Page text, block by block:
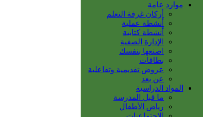
موارد عامة
أركان غرفة التعلم
أنشطة عملية
أنشطة كتابية
الإدارة الصفية
اصنعها بنفسك
بطاقات
عروض تقديمية وتفاعلية
عن بعد
المواد الدراسية
ما قبل المدرسة
رياض الأطفال